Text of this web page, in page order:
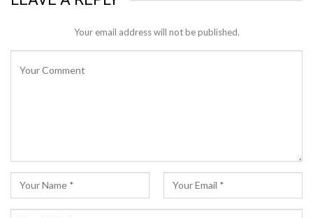
Your email address will not be published.